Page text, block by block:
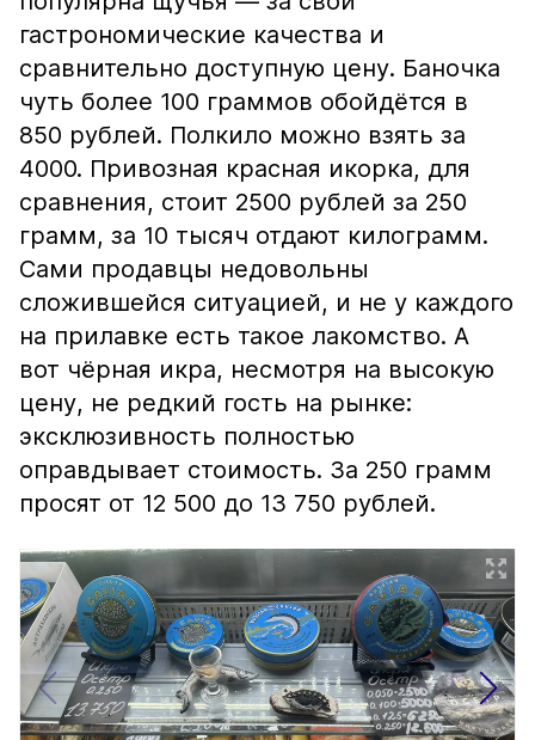
гастрономические качества и
сравнительно доступную цену. Баночка
чуть более 100 граммов обойдётся в
850 рублей. Полкило можно взять за
4000. Привозная красная икорка, для
сравнения, стоит 2500 рублей за 250
грамм, за 10 тысяч отдают килограмм.
Сами продавцы недовольны
сложившейся ситуацией, и не у каждого
на прилавке есть такое лакомство. А
вот чёрная икра, несмотря на высокую
цену, не редкий гость на рынке:
эксклюзивность полностью
оправдывает стоимость. За 250 грамм
просят от 12 500 до 13 750 рублей.